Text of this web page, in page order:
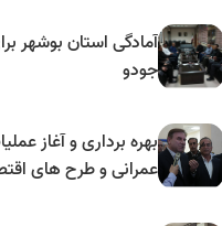
آمادگی استان بوشهر
جودو
بهره برداری و آغاز
عمرانی و طرح های